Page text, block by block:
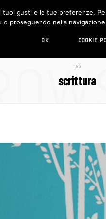
LIVING HI-TECH
TAG
scrittura
gusti e le tue preferenze.
o proseguendo nella
OK COOKIE